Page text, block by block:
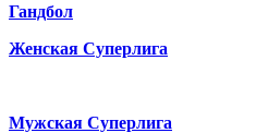
Гандбол
Женская Суперлига
Мужская Суперлига